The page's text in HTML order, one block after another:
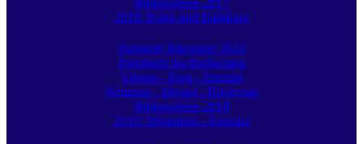
Bildergalerie 2017
2018: Polen und Baltikum
Startseite Bikertage 2018
Pommern bis Podlachien
Vilnius - Riga - Jürmala
Nehrung - Memel - Rückreise
Bildergalerie 2018
2019: Westalpen - Korsika